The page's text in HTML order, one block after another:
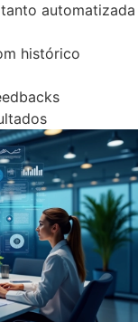
automatizada
histórico